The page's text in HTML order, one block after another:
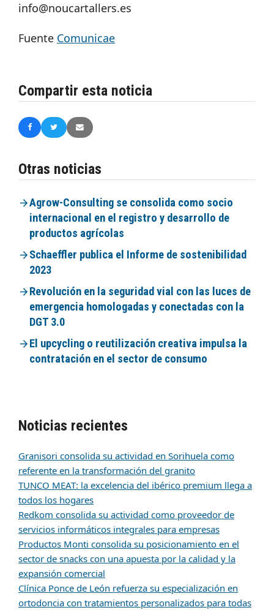
info@noucartallers.es
Fuente Comunicae
Compartir esta noticia
Otras noticias
Agrow-Consulting se consolida como socio
internacional en el registro y desarrollo de
productos agrícolas
Schaeffler publica el Informe de sostenibilidad
2023
Revolución en la seguridad vial con las luces de
emergencia homologadas y conectadas con la
DGT 3.0
El upcycling o reutilización creativa impulsa la
contratación en el sector de consumo
Noticias recientes
Granisori consolida su actividad en Sorihuela como
referente en la transformación del granito
TUNCO MEAT: la excelencia del ibérico premium llega a
todos los hogares
Redkom consolida su actividad como proveedor de
servicios informáticos integrales para empresas
Productos Monti consolida su posicionamiento en el
sector de snacks con una apuesta por la calidad y la
expansión comercial
Clínica Ponce de León refuerza su especialización en
ortodoncia con tratamientos personalizados para todas